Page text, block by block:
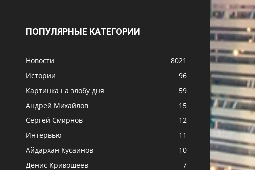
ПОПУЛЯРНЫЕ КАТЕГОРИИ
Новости
8021
Истории
96
Картинка на злобу дня
59
Андрей Михайлов
15
Сергей Смирнов
12
Интервью
11
Айдархан Кусаинов
10
Денис Кривошеев
7